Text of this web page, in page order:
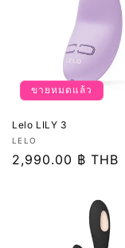
ขายหมดแล้ว
Lelo LILY 3
เวน
เด
LELO
ราคา
2,990.00 ฿ THB